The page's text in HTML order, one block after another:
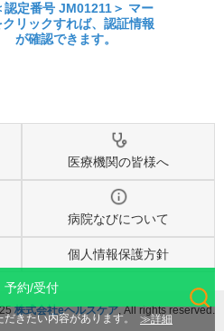
検索
予約/受付
きたい内容があります。 詳細
医療機関の皆様へ
病院なびについて
個人情報保護方針
株式会社eヘルスケア, All rights reserved.